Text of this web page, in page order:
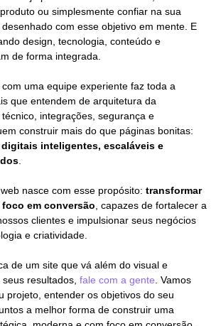
ou simplesmente confiar na sua
com esse objetivo em mente. E
design, tecnologia, conteúdo e
de forma integrada.
uma equipe experiente faz toda a
que entendem de arquitetura da
integrações, segurança e
construir mais do que páginas bonitas:
inteligentes, escaláveis e
nasce com esse propósito:transformar
em conversão , capazes de fortalecer a
clientes e impulsionar seus negócios
e criatividade.
de um site que vá além do visual e
seus resultados,fale com a gente . Vamos
projeto, entender os objetivos do seu
a melhor forma de construir uma